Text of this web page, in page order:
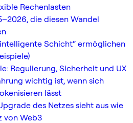
Rechenlasten
die diesen Wandel
Schicht“ ermöglichen
Regulierung, Sicherheit und UX
wichtig ist, wenn sich
lässt
des Netzes sieht aus wie
von Web3